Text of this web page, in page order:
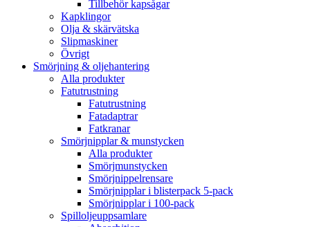
Tillbehör kapsågar
Kapklingor
Olja & skärvätska
Slipmaskiner
Övrigt
Smörjning & oljehantering
Alla produkter
Fatutrustning
Fatutrustning
Fatadaptrar
Fatkranar
Smörjnipplar & munstycken
Alla produkter
Smörjmunstycken
Smörjnippelrensare
Smörjnipplar i blisterpack 5-pack
Smörjnipplar i 100-pack
Spilloljeuppsamlare